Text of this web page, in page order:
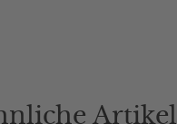
Artikel